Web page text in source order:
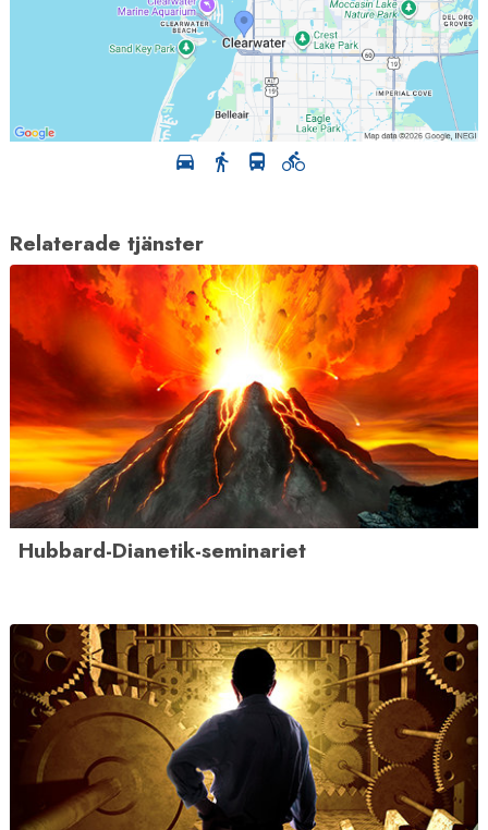
Relaterade tjänster
Hubbard-Dianetik-seminariet